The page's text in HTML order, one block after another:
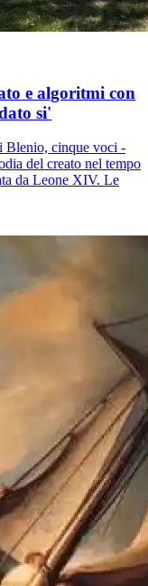
e algoritmi con
si'
Blenio, cinque voci -
del creato nel tempo
da Leone XIV. Le